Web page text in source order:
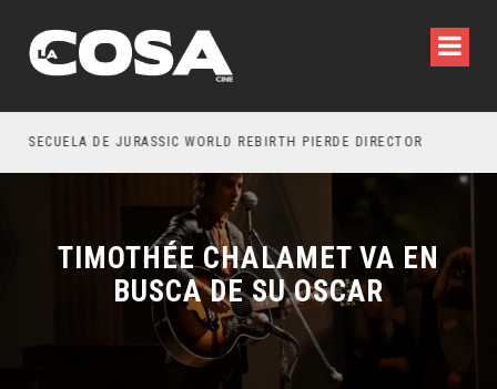
SECUELA DE JURASSIC WORLD REBIRTH PIERDE DIRECTOR
TIMOTHÉE CHALAMET VA EN
BUSCA DE SU OSCAR